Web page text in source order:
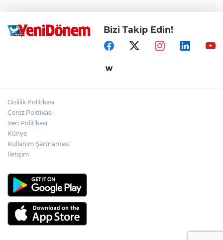
Bizi Takip Edin!
Gizlilik Politikası
Çerez Politikası
Veri Politikası
Künye
Kullanım Şartnamesi
İletişim